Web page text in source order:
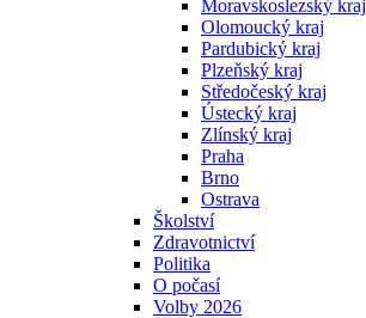
Moravskoslezský kraj
Olomoucký kraj
Pardubický kraj
Plzeňský kraj
Středočeský kraj
Ústecký kraj
Zlínský kraj
Praha
Brno
Ostrava
Školství
Zdravotnictví
Politika
O počasí
Volby 2026